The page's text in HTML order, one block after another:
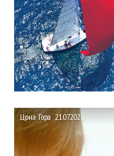
Црна Гора 21.07.2026.